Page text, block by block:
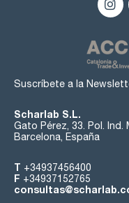
Suscríbete a la
Scharlab S.L.
Gato Pérez, 33. Pol. Ind.
Barcelona, España
T +34937456400
F +34937152765